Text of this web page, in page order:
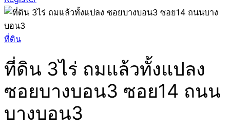
ที่ดิน
ที่ดิน 3ไร่ ถมแล้วทั้งแปลง
ซอยบางบอน3 ซอย14 ถนน
บางบอน3